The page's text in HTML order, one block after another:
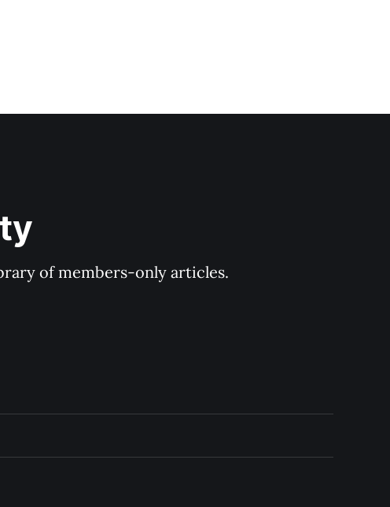
of members-only articles.